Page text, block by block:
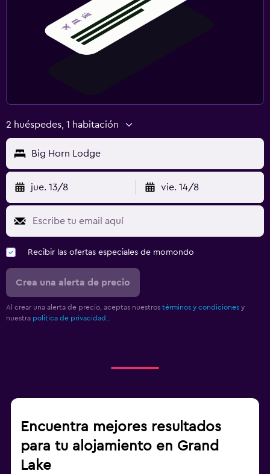
2 huéspedes, 1 habitación
Big Horn Lodge
jue. 13/8 vie. 14/8
Recibir las ofertas especiales de momondo
Crea una alerta de precio
Al crear una alerta de precio, aceptas nuestros términos y condiciones y
nuestra política de privacidad.
Encuentra mejores resultados
para tu alojamiento en Grand
Lake